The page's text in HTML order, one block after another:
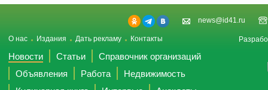
news@id41.ru
О нас Издания Дать рекламу Контакты
Новости Статьи
Справочник организаций
Объявления
Работа
Недвижимость